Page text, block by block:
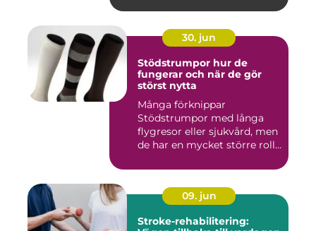
30. jun
Stödstrumpor hur de
fungerar och när de gör
störst nytta
Många förknippar
Stödstrumpor med långa
flygresor eller sjukvård, men
de har en mycket större roll
09. jun
Stroke-rehabilitering: